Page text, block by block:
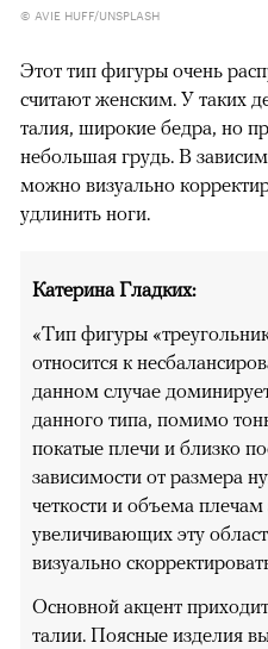
© AVIE HUFF/UNSPLASH
Этот тип фигуры очень
считают женским. У таких
талия, широкие бедра, но
небольшая грудь. В
можно визуально
удлинить ноги.
Катерина Гладких:
«Тип фигуры
относится к
данном случае
данного типа, помимо
покатые плечи и близко
зависимости от размера
четкости и объема плечам
увеличивающих эту
визуально
Основной акцент
талии. Поясные изделия